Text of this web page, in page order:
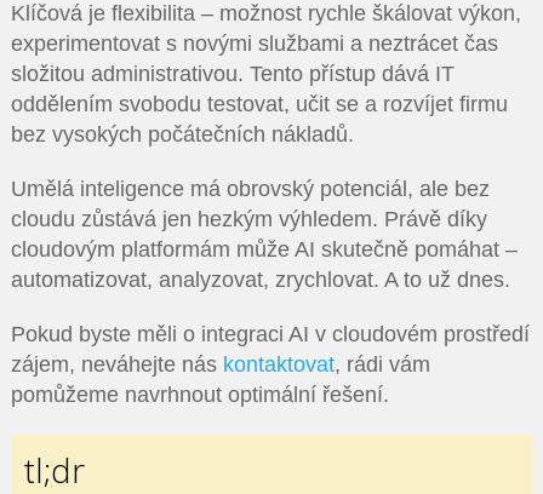
Klíčová je flexibilita – možnost rychle škálovat výkon,
experimentovat s novými službami a neztrácet čas
složitou administrativou. Tento přístup dává IT
oddělením svobodu testovat, učit se a rozvíjet firmu
bez vysokých počátečních nákladů.
Umělá inteligence má obrovský potenciál, ale bez
cloudu zůstává jen hezkým výhledem. Právě díky
cloudovým platformám může AI skutečně pomáhat –
automatizovat, analyzovat, zrychlovat. A to už dnes.
Pokud byste měli o integraci AI v cloudovém prostředí
zájem, neváhejte nás kontaktovat, rádi vám
pomůžeme navrhnout optimální řešení.
tl;dr